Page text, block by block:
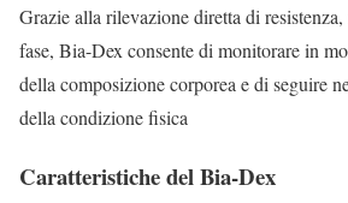
Grazie alla rilevazione diretta di
fase, Bia-Dex consente di monitorare in
della composizione corporea e di seguire
della condizione fisica
Caratteristiche del Bia-Dex